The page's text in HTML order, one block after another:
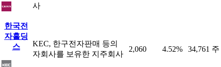
사
한국전
자홀딩
스
KEC, 한구전자판매 등의
자회사를 보유한 지주회사
2,060 4.52% 34,761 주